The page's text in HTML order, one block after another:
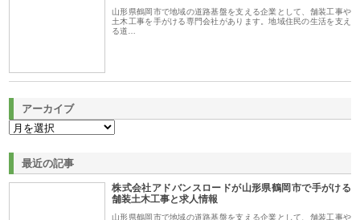
山形県鶴岡市で地域の道路基盤を支える企業として、舗装工事や
土木工事を手がける専門会社があります。地域住民の生活を支え
る道…
アーカイブ
最近の記事
株式会社アドバンスロードが山形県鶴岡市で手がける
舗装土木工事と求人情報
山形県鶴岡市で地域の道路基盤を支える企業として、舗装工事や